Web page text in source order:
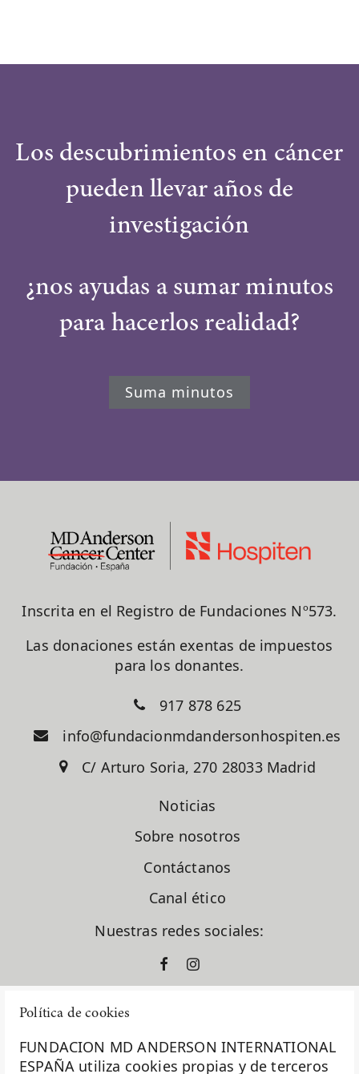
Política de cookies
FUNDACION MD ANDERSON INTERNATIONAL
ESPAÑA utiliza cookies propias y de terceros
Los descubrimientos en cáncer
pueden llevar años de
investigación
¿nos ayudas a sumar minutos
para hacerlos realidad?
Suma minutos
Inscrita en el Registro de Fundaciones Nº573.
Las donaciones están exentas de impuestos
para los donantes.
917 878 625
info@fundacionmdandersonhospiten.es
C/ Arturo Soria, 270 28033 Madrid
Noticias
Sobre nosotros
Contáctanos
Canal ético
Nuestras redes sociales: